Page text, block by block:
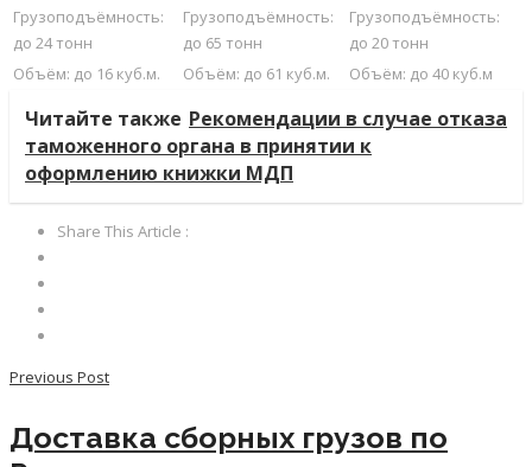
Грузоподъёмность:
до 24 тонн
Грузоподъёмность:
до 65 тонн
Грузоподъёмность:
до 20 тонн
Объём: до 16 куб.м.
Объём: до 61 куб.м. Объём: до 40 куб.м
Читайте также Рекомендации в случае отказа
таможенного органа в принятии к
оформлению книжки МДП
Share This Article :
Previous Post
Доставка сборных грузов по